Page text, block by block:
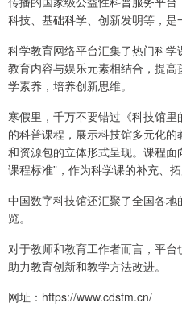
科技、基础科学、创新发明等，是
科学教育网络平台汇集了热门科
教育内容与娱乐元素相结合，提
学素养，培养创新思维。
寒假里，千万不要错过《科技馆
的科普课程，展示科技馆多元化
和资源包的立体形式呈现。课程
课程标准”，作为科学课的补充、拓
中国数字科技馆还汇聚了全国各
览。
对于教师和教育工作者而言，平台
助力教育创新和教学方法改进。
网址：https://www.cdstm.cn/